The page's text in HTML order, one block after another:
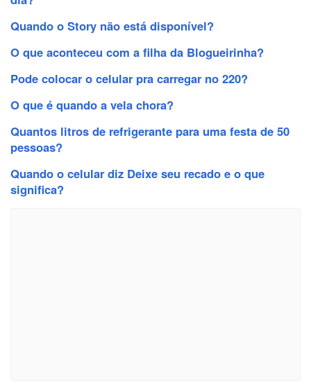
Quando o Story não está disponível?
O que aconteceu com a filha da Blogueirinha?
Pode colocar o celular pra carregar no 220?
O que é quando a vela chora?
Quantos litros de refrigerante para uma festa de 50
pessoas?
Quando o celular diz Deixe seu recado e o que
significa?